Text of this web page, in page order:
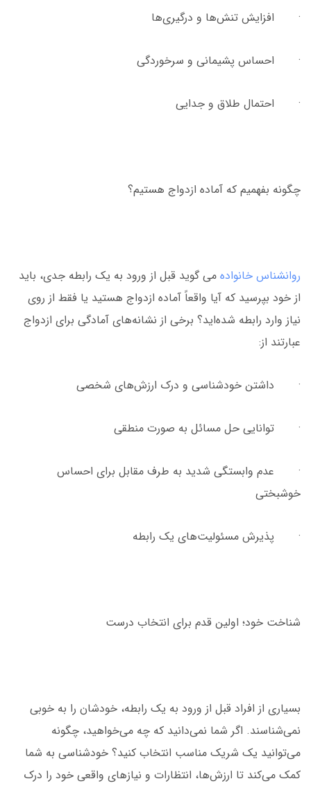
· افزایش تنش‌ها و درگیری‌ها
· احساس پشیمانی و سرخوردگی
· احتمال طلاق و جدایی
چگونه بفهمیم که آماده ازدواج هستیم؟
روانشناس خانواده می گوید قبل از ورود به یک رابطه جدی، باید
از خود بپرسید که آیا واقعاً آماده ازدواج هستید یا فقط از روی
نیاز وارد رابطه شده‌اید؟ برخی از نشانه‌های آمادگی برای ازدواج
عبارتند از:
· داشتن خودشناسی و درک ارزش‌های شخصی
· توانایی حل مسائل به صورت منطقی
· عدم وابستگی شدید به طرف مقابل برای احساس
خوشبختی
· پذیرش مسئولیت‌های یک رابطه
شناخت خود؛ اولین قدم برای انتخاب درست
بسیاری از افراد قبل از ورود به یک رابطه، خودشان را به خوبی
نمی‌شناسند. اگر شما نمی‌دانید که چه می‌خواهید، چگونه
می‌توانید یک شریک مناسب انتخاب کنید؟ خودشناسی به شما
کمک می‌کند تا ارزش‌ها، انتظارات و نیازهای واقعی خود را درک